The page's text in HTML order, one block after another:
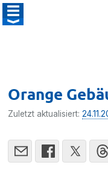
Orange
Zuletzt aktualisiert: